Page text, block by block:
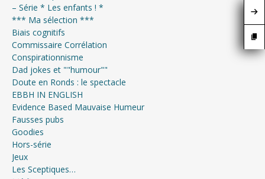
– Série * Les enfants ! *
*** Ma sélection ***
Biais cognitifs
Commissaire Corrélation
Conspirationnisme
Dad jokes et ""humour""
Doute en Ronds : le spectacle
EBBH IN ENGLISH
Evidence Based Mauvaise Humeur
Fausses pubs
Goodies
Hors-série
Jeux
Les Sceptiques…